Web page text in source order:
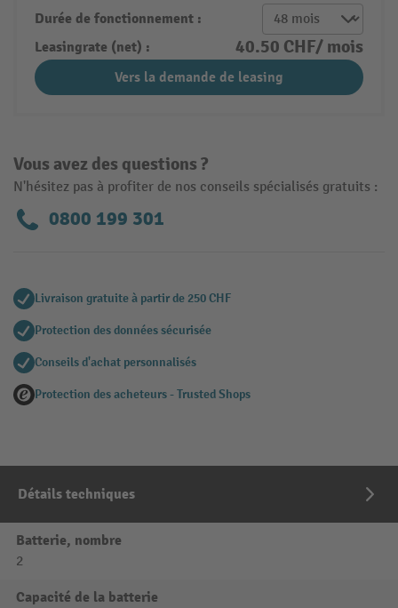
Vous avez des questions ?
N'hésitez pas à profiter de nos conseils spécialisés gratuits :
0800 199 301
Durée de fonctionnement :
Leasingrate (net) :
40.50 CHF/ mois
Vers la demande de leasing
Livraison gratuite à partir de 250 CHF
Protection des données sécurisée
Conseils d'achat personnalisés
Protection des acheteurs - Trusted Shops
Détails techniques
Batterie, nombre
2
Capacité de la batterie